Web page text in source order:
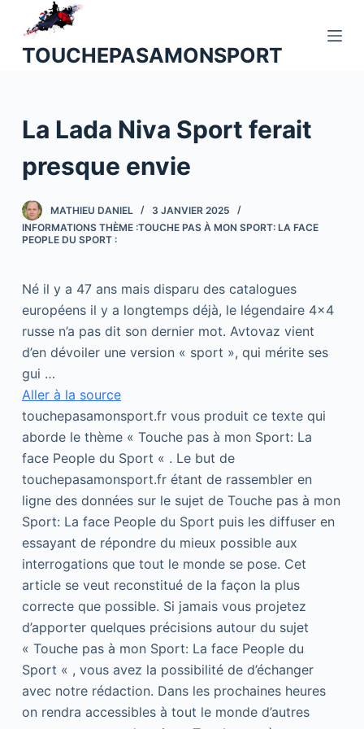
u
o
n
n
u
TOUCHEPASAMONSPORT
La Lada Niva Sport ferait
presque envie
MATHIEU DANIEL
3 JANVIER 2025
INFORMATIONS THÈME :TOUCHE PAS À MON SPORT: LA FACE
PEOPLE DU SPORT :
Né il y a 47 ans mais disparu des catalogues
européens il y a longtemps déjà, le légendaire 4×4
russe n’a pas dit son dernier mot. Avtovaz vient
d’en dévoiler une version « sport », qui mérite ses
gui …
Aller à la source
touchepasamonsport.fr vous produit ce texte qui
aborde le thème « Touche pas à mon Sport: La
face People du Sport « . Le but de
touchepasamonsport.fr étant de rassembler en
ligne des données sur le sujet de Touche pas à mon
Sport: La face People du Sport puis les diffuser en
essayant de répondre du mieux possible aux
interrogations que tout le monde se pose. Cet
article se veut reconstitué de la façon la plus
correcte que possible. Si jamais vous projetez
d’apporter quelques précisions autour du sujet
« Touche pas à mon Sport: La face People du
Sport « , vous avez la possibilité de d’échanger
avec notre rédaction. Dans les prochaines heures
on rendra accessibles à tout le monde d’autres